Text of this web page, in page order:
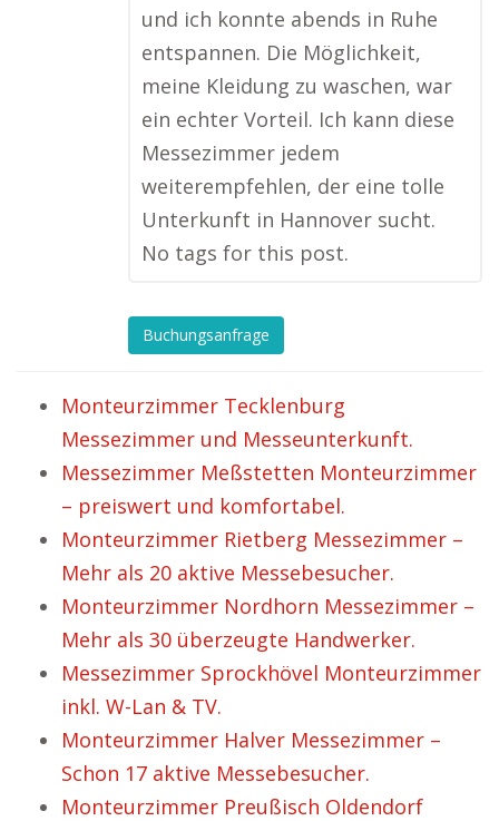
und ich konnte abends in Ruhe
entspannen. Die Möglichkeit,
meine Kleidung zu waschen, war
ein echter Vorteil. Ich kann diese
Messezimmer jedem
weiterempfehlen, der eine tolle
Unterkunft in Hannover sucht.
No tags for this post.
Buchungsanfrage
Monteurzimmer Tecklenburg
Messezimmer und Messeunterkunft.
Messezimmer Meßstetten Monteurzimmer
– preiswert und komfortabel.
Monteurzimmer Rietberg Messezimmer –
Mehr als 20 aktive Messebesucher.
Monteurzimmer Nordhorn Messezimmer –
Mehr als 30 überzeugte Handwerker.
Messezimmer Sprockhövel Monteurzimmer
inkl. W-Lan & TV.
Monteurzimmer Halver Messezimmer –
Schon 17 aktive Messebesucher.
Monteurzimmer Preußisch Oldendorf